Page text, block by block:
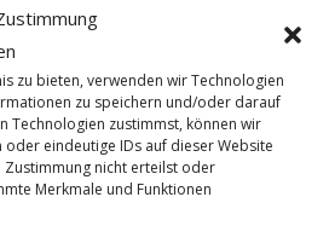
zu bieten, verwenden wir Technologien
zu speichern und/oder darauf
Technologien zustimmst, können wir
oder eindeutige IDs auf dieser Website
nicht erteilst oder
Merkmale und Funktionen
– Wir gratulieren